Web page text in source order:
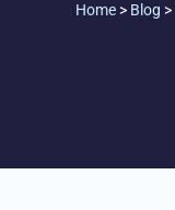
Home> Blog >